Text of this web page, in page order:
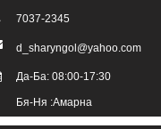
7037-2345
d_sharyngol@yahoo.com
Да-Ба: 08:00-17:30
Бя-Ня :Амарна
2016 он. Бүх эрх хуулиар